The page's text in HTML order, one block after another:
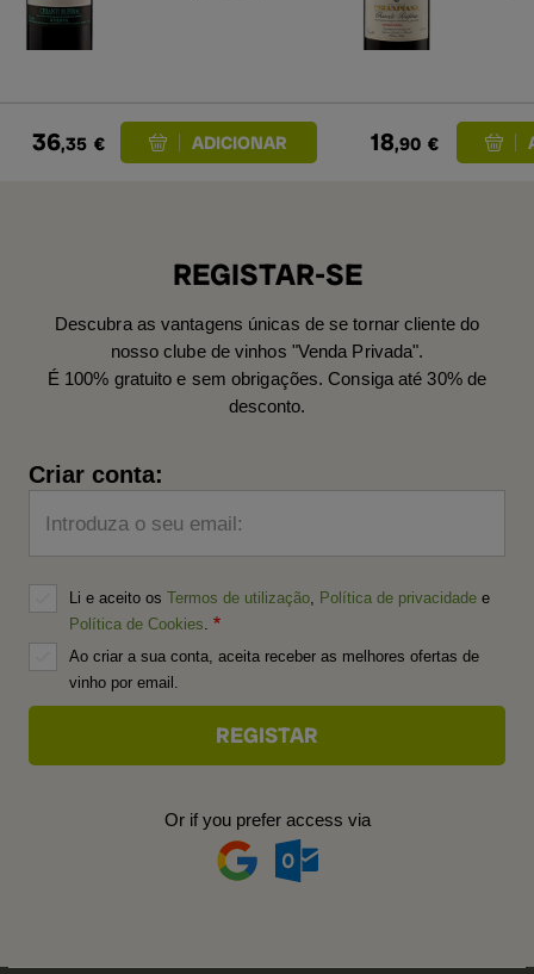
36,35 € 18,90 €
REGISTAR-SE
Descubra as vantagens únicas de se tornar cliente do
nosso clube de vinhos "Venda Privada".
É 100% gratuito e sem obrigações. Consiga até 30% de
desconto.
Criar conta:
Introduza o seu email:
Li e aceito os Termos de utilização Política de privacidade e
Política de Cookies
Ao criar a sua conta, aceita receber as melhores ofertas de
vinho por email.
Or if you prefer access via